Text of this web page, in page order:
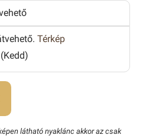
Térkép
látható nyaklánc akkor az csak